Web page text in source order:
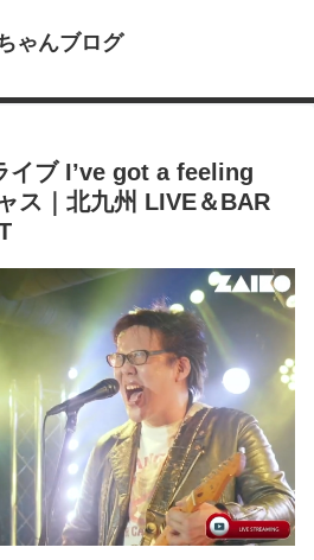
ゃんブログ
イブ I’ve got a feeling
ス｜北九州 LIVE＆BAR